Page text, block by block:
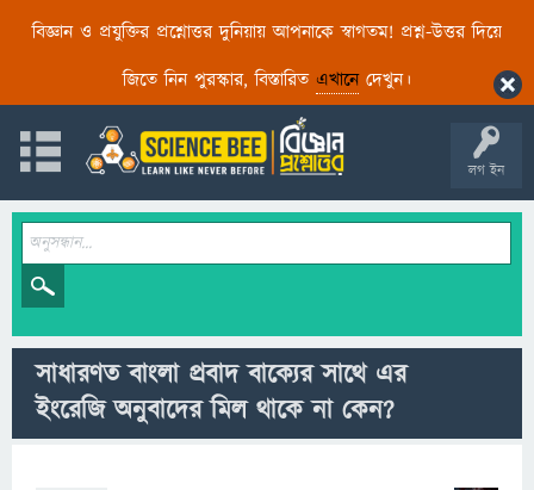
বিজ্ঞান ও প্রযুক্তির প্রশ্নোত্তর দুনিয়ায় আপনাকে স্বাগতম! প্রশ্ন-উত্তর দিয়ে
জিতে নিন পুরস্কার, বিস্তারিত এখানেদেখুন।
লগ ইন
সাধারণত বাংলা প্রবাদ বাক্যের সাথে এর
ইংরেজি অনুবাদের মিল থাকে না কেন?